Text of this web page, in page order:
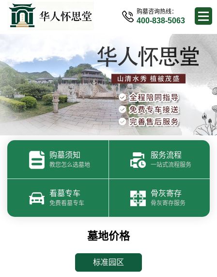
购墓咨询热线：
400-838-5063
购墓须知
教您怎么选墓地
服务流程
一站式流程服务
看墓专车
免费看墓专车
骨灰寄存
骨灰寄存服务
墓地价格
标准园区